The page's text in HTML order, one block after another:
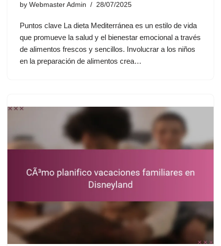
by Webmaster Admin 28/07/2025
Puntos clave La dieta Mediterránea es un estilo de vida
que promueve la salud y el bienestar emocional a través
de alimentos frescos y sencillos. Involucrar a los niños
en la preparación de alimentos crea…